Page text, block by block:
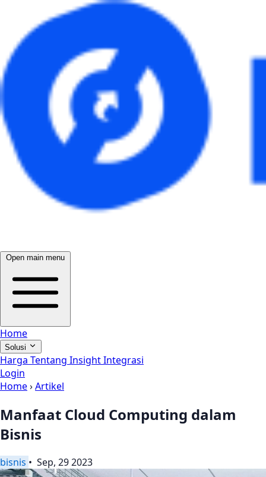
Open main menu
Home
Solusi
Harga Tentang InsightIntegrasi
Login
Home›Artikel
Manfaat Cloud Computing dalam
Bisnis
bisnis • Sep, 29 2023